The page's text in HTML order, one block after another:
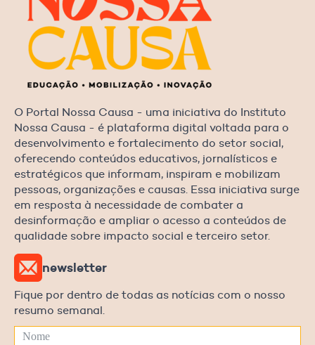
O Portal Nossa Causa - uma iniciativa do Instituto
Nossa Causa - é plataforma digital voltada para o
desenvolvimento e fortalecimento do setor social,
oferecendo conteúdos educativos, jornalísticos e
estratégicos que informam, inspiram e mobilizam
pessoas, organizações e causas. Essa iniciativa surge
em resposta à necessidade de combater a
desinformação e ampliar o acesso a conteúdos de
qualidade sobre impacto social e terceiro setor.
newsletter
Fique por dentro de todas as notícias com o nosso
resumo semanal.